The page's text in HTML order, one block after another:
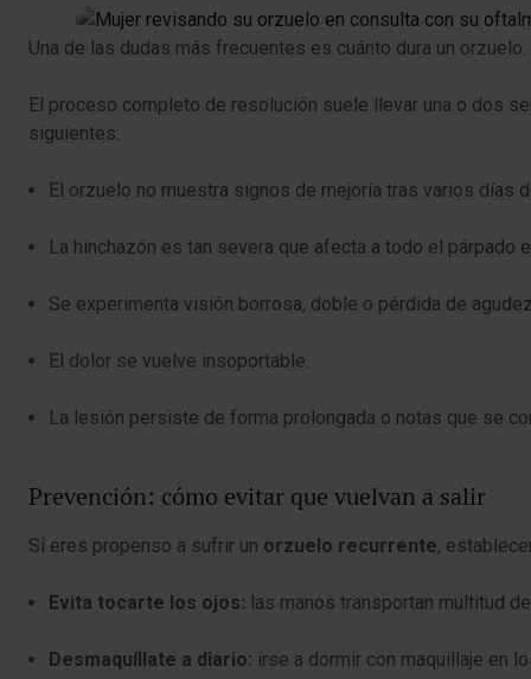
Una de las dudas más frecuentes es cuánto dura un
El proceso completo de resolución suele llevar una o dos
siguientes:
El orzuelo no muestra signos de mejoría tras varios días
La hinchazón es tan severa que afecta a todo el párpado
Se experimenta visión borrosa, doble o pérdida de
El dolor se vuelve insoportable.
La lesión persiste de forma prolongada o notas que se
Prevención: cómo evitar que vuelvan a salir
Si eres propenso a sufrir un orzuelo recurrente,
Evita tocarte los ojos: las manos transportan multitud
Desmaquíllate a diario: irse a dormir con maquillaje en